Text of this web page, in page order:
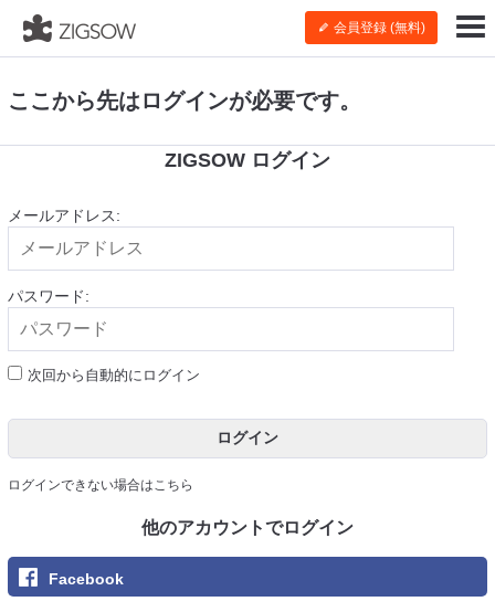
会員登録 (無料)
ここから先はログインが必要です。
ZIGSOW ログイン
メールアドレス:
パスワード:
次回から自動的にログイン
ログイン
ログインできない場合はこちら
他のアカウントでログイン
Facebook